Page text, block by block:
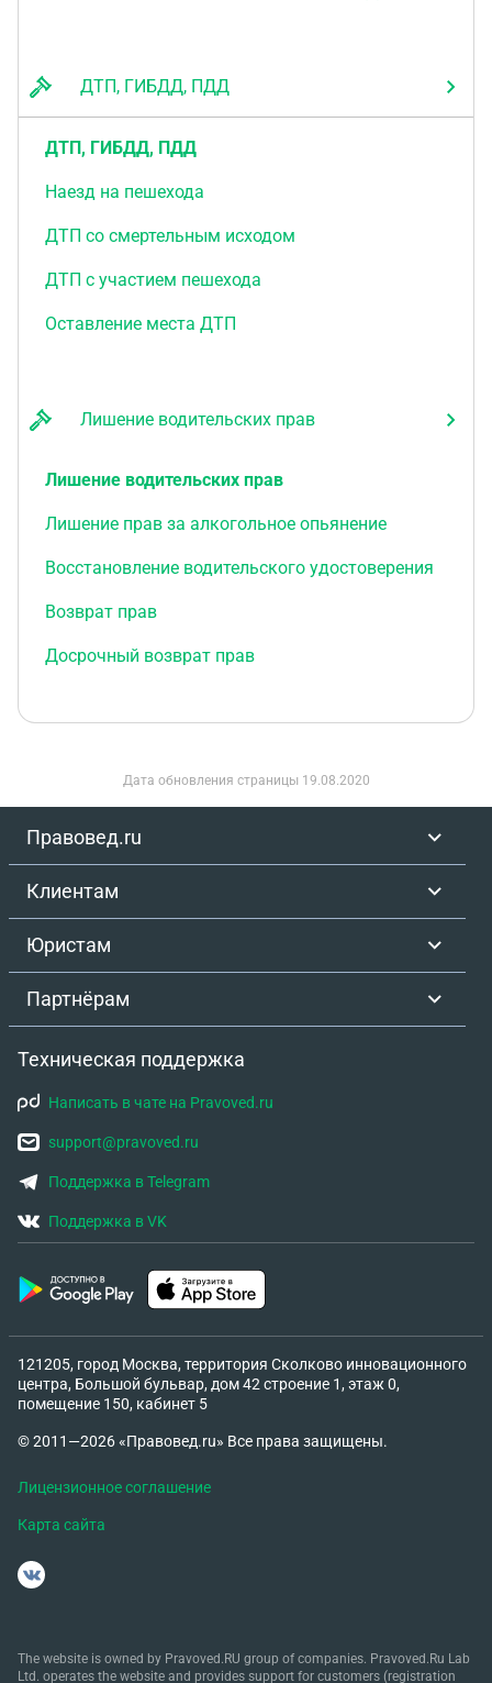
ДТП, ГИБДД, ПДД
ДТП, ГИБДД, ПДД
Наезд на пешехода
ДТП со смертельным исходом
ДТП с участием пешехода
Оставление места ДТП
Лишение водительских прав
Лишение водительских прав
Лишение прав за алкогольное опьянение
Восстановление водительского удостоверения
Возврат прав
Досрочный возврат прав
Дата обновления страницы 19.08.2020
Правовед.ru
Клиентам
Юристам
Партнёрам
Техническая поддержка
Написать в чате на Pravoved.ru
support@pravoved.ru
Поддержка в Telegram
Поддержка в VK
121205, город Москва, территория Сколково инновационного
центра, Большой бульвар, дом 42 строение 1, этаж 0,
помещение 150, кабинет 5
© 2011—2026 «Правовед.ru» Все права защищены.
Лицензионное соглашение
Карта сайта
The website is owned by Pravoved.RU group of companies. Pravoved.Ru Lab
Ltd. operates the website and provides support for customers (registration